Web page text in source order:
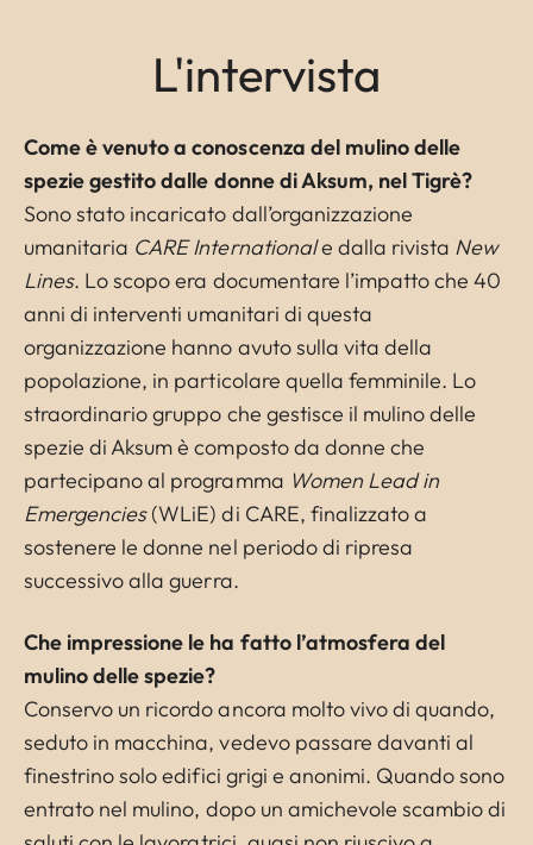
L'intervista
Come è venuto a conoscenza del mulino delle
spezie gestito dalle donne di Aksum, nel Tigrè?
Sono stato incaricato dall’organizzazione
umanitaria CARE Internationale dalla rivista New
Lines. Lo scopo era documentare l’impatto che 40
anni di interventi umanitari di questa
organizzazione hanno avuto sulla vita della
popolazione, in particolare quella femminile. Lo
straordinario gruppo che gestisce il mulino delle
spezie di Aksum è composto da donne che
partecipano al programma Women Lead in
Emergencies(WLiE) di CARE, finalizzato a
sostenere le donne nel periodo di ripresa
successivo alla guerra.
Che impressione le ha fatto l’atmosfera del
mulino delle spezie?
Conservo un ricordo ancora molto vivo di quando,
seduto in macchina, vedevo passare davanti al
finestrino solo edifici grigi e anonimi. Quando sono
entrato nel mulino, dopo un amichevole scambio di